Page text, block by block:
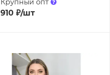
Крупный опт
910 ₽/шт